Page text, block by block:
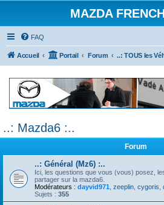
MAZDA
FAQ
Accueil Portail Forum
..: Mazda6 :..
Forum
..: Général (Mz6) :..
Ici, les questions que vous (vous) posez,
partager sur la mazda6.
Modérateurs : dayvid971 zeeplin cygoris
Sujets : 355